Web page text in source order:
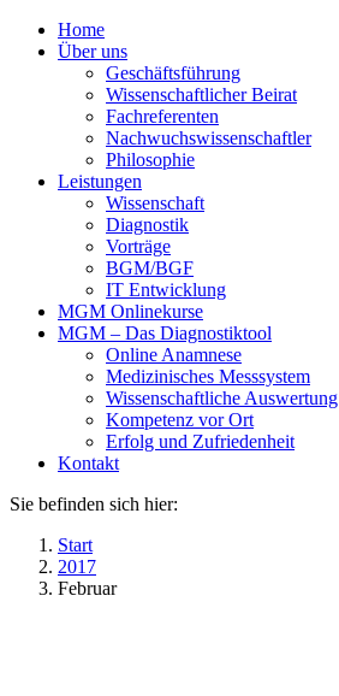
Home
Über uns
Geschäftsführung
Wissenschaftlicher Beirat
Fachreferenten
Nachwuchswissenschaftler
Philosophie
Leistungen
Wissenschaft
Diagnostik
Vorträge
BGM/BGF
IT Entwicklung
MGM Onlinekurse
MGM – Das Diagnostiktool
Online Anamnese
Medizinisches Messsystem
Wissenschaftliche Auswertung
Kompetenz vor Ort
Erfolg und Zufriedenheit
Kontakt
Sie befinden sich hier:
Start
2017
Februar